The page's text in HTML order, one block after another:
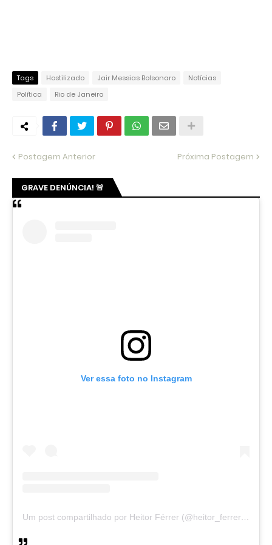
Tags Hostilizado Jair Messias Bolsonaro
Notícias
Política
Rio de Janeiro
Postagem Anterior Próxima Postagem
GRAVE DENÚNCIA! 🚨
Ver essa foto no Instagram
Um post compartilhado por Heitor Férrer (@heitor_ferrer77)